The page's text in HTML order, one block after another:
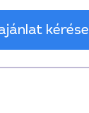
kérése